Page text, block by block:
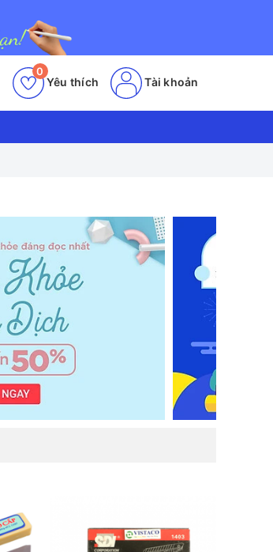
Yêu thích
0
Tài khoản